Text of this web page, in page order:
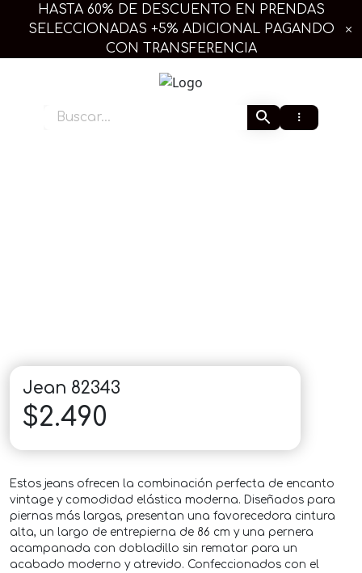
HASTA 60% DE DESCUENTO EN PRENDAS
SELECCIONADAS +5% ADICIONAL PAGANDO
CON TRANSFERENCIA
Extra Linda Plus
Jean 82343
$2.490
Estos jeans ofrecen la combinación perfecta de encanto
vintage y comodidad elástica moderna. Diseñados para
piernas más largas, presentan una favorecedora cintura
alta, un largo de entrepierna de 86 cm y una pernera
acampanada con dobladillo sin rematar para un
acabado moderno y atrevido. Confeccionados con el